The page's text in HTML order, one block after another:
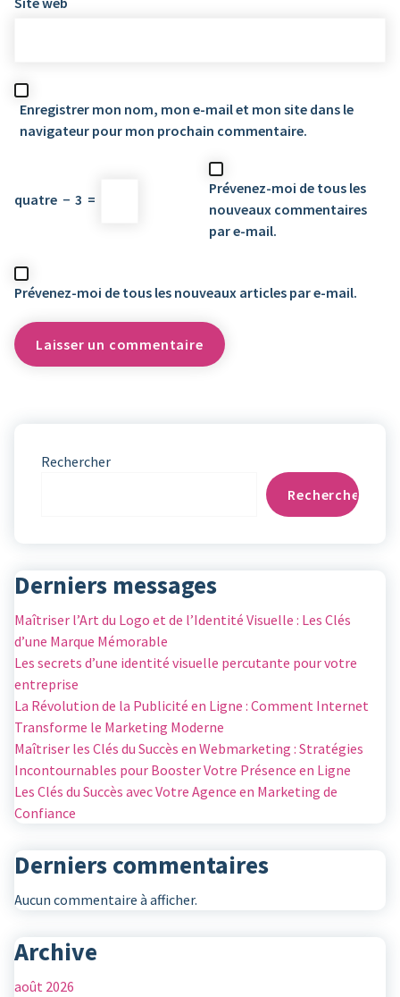
Enregistrer mon nom, mon e-mail et mon site dans le
navigateur pour mon prochain commentaire.
quatre − 3 =
Prévenez-moi de tous les
nouveaux commentaires
par e-mail.
Prévenez-moi de tous les nouveaux articles par e-mail.
Rechercher
Rechercher
Derniers messages
Maîtriser l’Art du Logo et de l’Identité Visuelle : Les Clés
d’une Marque Mémorable
Les secrets d’une identité visuelle percutante pour votre
entreprise
La Révolution de la Publicité en Ligne : Comment Internet
Transforme le Marketing Moderne
Maîtriser les Clés du Succès en Webmarketing : Stratégies
Incontournables pour Booster Votre Présence en Ligne
Les Clés du Succès avec Votre Agence en Marketing de
Confiance
Derniers commentaires
Aucun commentaire à afficher.
Archive
août 2026